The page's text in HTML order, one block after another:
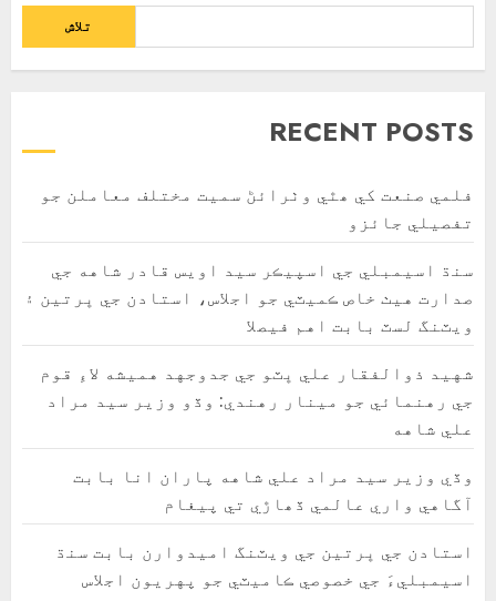
تلاش
RECENT POSTS
فلمي صنعت کي ھٿي وٺرائڻ سميت مختلف معاملن جو
تفصيلي جائزو
سنڌ اسيمبلي جي اسپيڪر سيد اويس قادر شاهه جي
صدارت هيٺ خاص ڪميٽي جو اجلاس، استادن جي ڀرتين ۽
ويٽنگ لسٽ بابت اهم فيصلا
شهيد ذوالفقار علي ڀٽو جي جدوجهد هميشه لاءِ قوم
جي رهنمائي جو مينار رهندي: وڏو وزير سيد مراد
علي شاهه
وڏي وزير سيد مراد علي شاهه پاران انا بابت
آگاهي واري عالمي ڏھاڙي تي پيغام
استادن جي ڀرتين جي ويٽنگ اميدوارن بابت سنڌ
اسيمبليءَ جي خصوصي ڪاميٽي جو پهريون اجلاس